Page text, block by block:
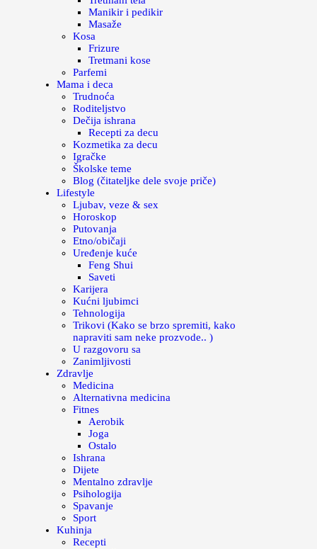
Manikir i pedikir
Masaže
Kosa
Frizure
Tretmani kose
Parfemi
Mama i deca
Trudnoća
Roditeljstvo
Dečija ishrana
Recepti za decu
Kozmetika za decu
Igračke
Školske teme
Blog (čitateljke dele svoje priče)
Lifestyle
Ljubav, veze & sex
Horoskop
Putovanja
Etno/običaji
Uređenje kuće
Feng Shui
Saveti
Karijera
Kućni ljubimci
Tehnologija
Trikovi (Kako se brzo spremiti, kako
napraviti sam neke prozvode.. )
U razgovoru sa
Zanimljivosti
Zdravlje
Medicina
Alternativna medicina
Fitnes
Aerobik
Joga
Ostalo
Ishrana
Dijete
Mentalno zdravlje
Psihologija
Spavanje
Sport
Kuhinja
Recepti